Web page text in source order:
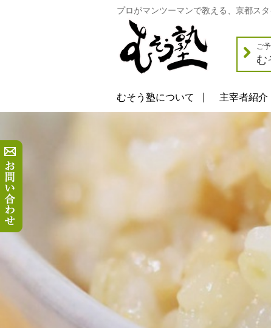
プロがマンツーマンで教える、京都ス
ご
む
むそう塾について 主宰者紹介